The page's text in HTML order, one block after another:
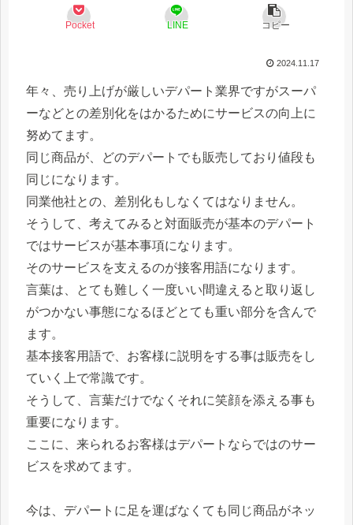
Pocket LINE コピー
2024.11.17
年々、売り上げが厳しいデパート業界ですがスーパ
ーなどとの差別化をはかるためにサービスの向上に
努めてます。
同じ商品が、どのデパートでも販売しており値段も
同じになります。
同業他社との、差別化もしなくてはなりません。
そうして、考えてみると対面販売が基本のデパート
ではサービスが基本事項になります。
そのサービスを支えるのが接客用語になります。
言葉は、とても難しく一度いい間違えると取り返し
がつかない事態になるほどとても重い部分を含んで
ます。
基本接客用語で、お客様に説明をする事は販売をし
ていく上で常識です。
そうして、言葉だけでなくそれに笑顔を添える事も
重要になります。
ここに、来られるお客様はデパートならではのサー
ビスを求めてます。
今は、デパートに足を運ばなくても同じ商品がネッ